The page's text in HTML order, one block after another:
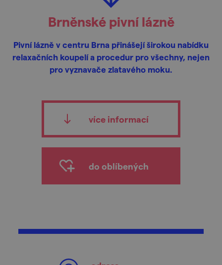
Brněnské pivní lázně
Pivní lázně v centru Brna přinášejí širokou nabídku
relaxačních koupelí a procedur pro všechny, nejen
pro vyznavače zlatavého moku.
více informací
do oblíbených